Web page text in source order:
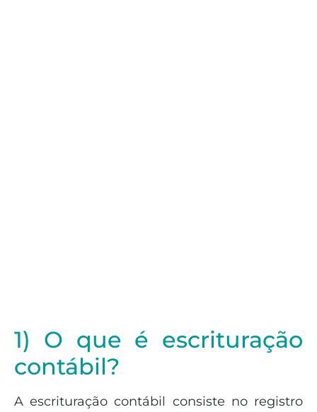
1) O que é escrituração
contábil?
A escrituração contábil consiste no registro